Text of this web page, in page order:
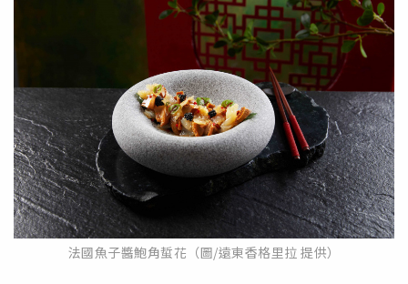
法國魚子醬鮑角蜇花（圖/遠東香格里拉 提供）